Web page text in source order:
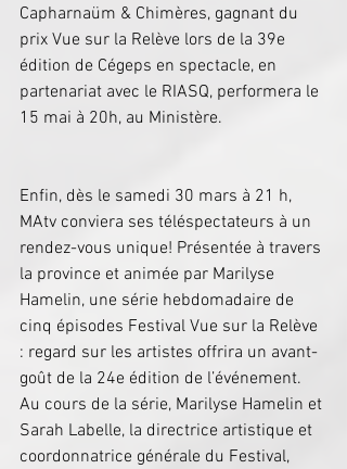
Capharnaüm & Chimères, gagnant du
prix Vue sur la Relève lors de la 39e
édition de Cégeps en spectacle, en
partenariat avec le RIASQ, performera le
15 mai à 20h, au Ministère.
Enfin, dès le samedi 30 mars à 21 h,
MAtv conviera ses téléspectateurs à un
rendez-vous unique! Présentée à travers
la province et animée par Marilyse
Hamelin, une série hebdomadaire de
cinq épisodes Festival Vue sur la Relève
: regard sur les artistes offrira un avant-
goût de la 24e édition de l’événement.
Au cours de la série, Marilyse Hamelin et
Sarah Labelle, la directrice artistique et
coordonnatrice générale du Festival,